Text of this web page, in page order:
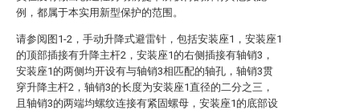
例，都属于本实用新型保护的范围。
请参阅图1-2，手动升降式避雷针，包括安装座1，安装座1
的顶部插接有升降主杆2，安装座1的右侧插接有轴销3，
安装座1的两侧均开设有与轴销3相匹配的轴孔，轴销3贯
穿升降主杆2，轴销3的长度为安装座1直径的二分之三，
且轴销3的两端均螺纹连接有紧固螺母，安装座1的底部设